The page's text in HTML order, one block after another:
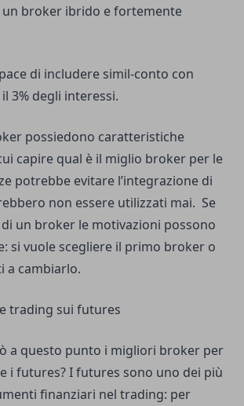
un broker ibrido e fortemente
di includere simil-conto con
3% degli interessi.
possiedono caratteristiche
capire qual è il miglio broker per le
potrebbe evitare l’integrazione di
non essere utilizzati mai. Se
di un broker le motivazioni possono
si vuole scegliere il primo broker o
a cambiarlo.
trading sui futures
a questo punto i migliori broker per
i futures? I futures sono uno dei più
finanziari nel trading: per